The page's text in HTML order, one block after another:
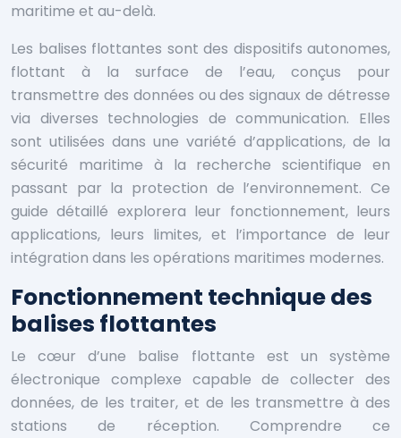
maritime et au-delà.
Les balises flottantes sont des dispositifs autonomes,
flottant à la surface de l’eau, conçus pour
transmettre des données ou des signaux de détresse
via diverses technologies de communication. Elles
sont utilisées dans une variété d’applications, de la
sécurité maritime à la recherche scientifique en
passant par la protection de l’environnement. Ce
guide détaillé explorera leur fonctionnement, leurs
applications, leurs limites, et l’importance de leur
intégration dans les opérations maritimes modernes.
Fonctionnement technique des
balises flottantes
Le cœur d’une balise flottante est un système
électronique complexe capable de collecter des
données, de les traiter, et de les transmettre à des
stations de réception. Comprendre ce